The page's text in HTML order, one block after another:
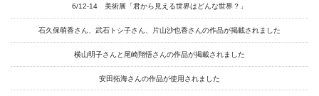
online-shop
6/12-14 美術展「君から見える世界はどんな世界？」
石久保萌香さん、武石トシ子さん、片山沙也香さんの作品が掲載されました
横山明子さんと尾崎翔悟さんの作品が掲載されました
安田拓海さんの作品が使用されました